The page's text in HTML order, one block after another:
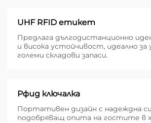
UHF RFID етикет
Предлага дългодистанционно
и висока устойчивост, идеално за
големи складови запаси.
Рфид ключалка
Портативен дизайн с надеждна
подобряващ опита на гостите в